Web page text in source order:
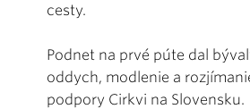
cesty.
Podnet na prvé púte dal
oddych, modlenie a
podpory Cirkvi na Slovensku.